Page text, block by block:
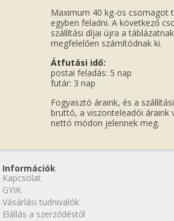
Maximum 40 kg-os csomagot
egyben feladni. A következő
szállítási díjai újra a táblázatnak
megfelelően számítódnak ki.
Átfutási idő:
postai feladás: 5 nap
futár: 3 nap
Fogyasztó áraink, és a
bruttó, a viszonteleadói áraink
nettó módon jelennek meg.
Információk
Kapcsolat
GYIK
Vásárlási tudnivalók
Elállás a szerződéstől